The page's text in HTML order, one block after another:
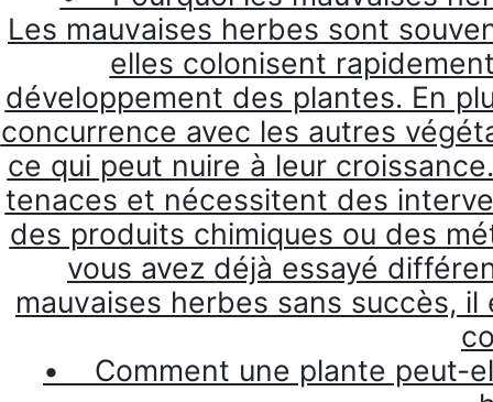
Les mauvaises herbes sont
elles colonisent
développement des plantes. En
concurrence avec les autres
ce qui peut nuire à leur
tenaces et nécessitent des
des produits chimiques ou des
vous avez déjà essayé
mauvaises herbes sans succès,
• Comment une plante peut-